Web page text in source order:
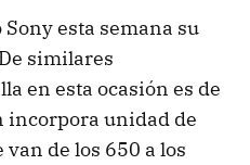
esta semana su
similares
en esta ocasión es de
incorpora unidad de
de los 650 a los